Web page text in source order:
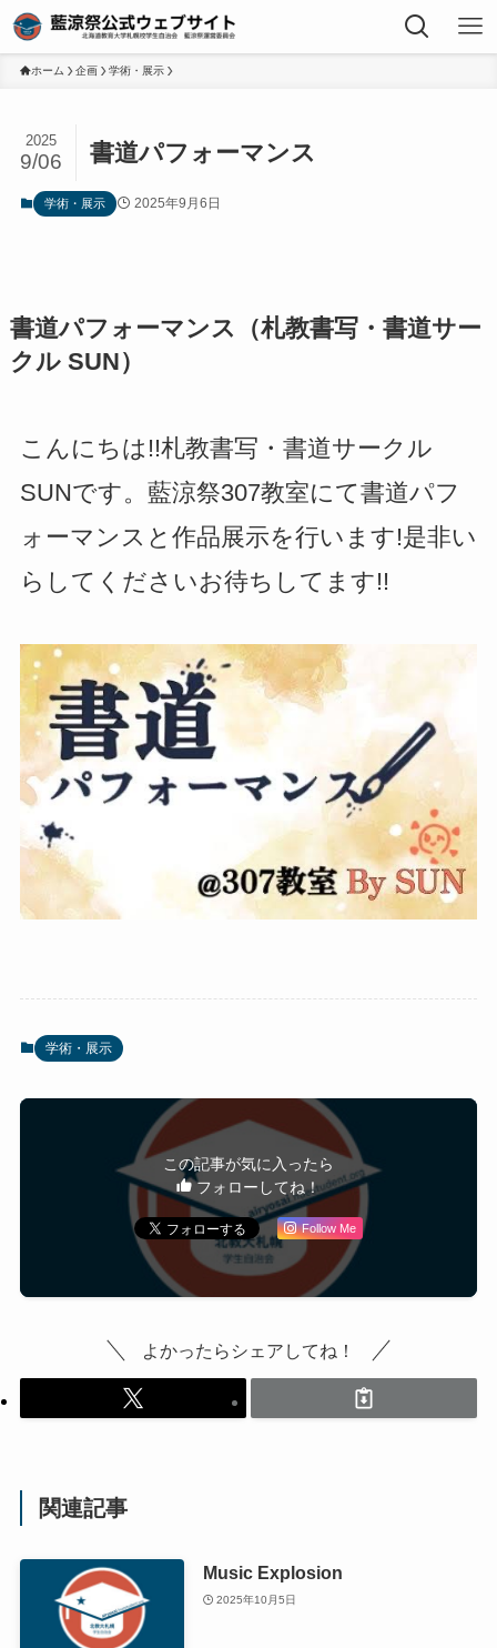
ホーム 企画 学術・展示
書道パフォーマンス
2025
9/06
学術・展示 2025年9月6日
書道パフォーマンス（札教書写・書道サー
クル SUN）
こんにちは!!札教書写・書道サークル
SUNです。藍涼祭307教室にて書道パフ
ォーマンスと作品展示を行います!是非い
らしてくださいお待ちしてます!!
学術・展示
この記事が気に入ったら
フォローしてね！
Follow Me
よかったらシェアしてね！
関連記事
Music Explosion
2025年10月5日